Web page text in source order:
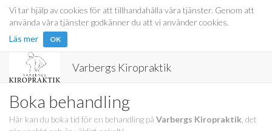
Vi tar hjälp av cookies för att tillhandahålla våra tjänster. Genom att
använda våra tjänster godkänner du att vi använder cookies.
Läs mer
OK
Varbergs Kiropraktik
Boka behandling
Här kan du boka tid för en behandling på Varbergs Kiropraktik , det